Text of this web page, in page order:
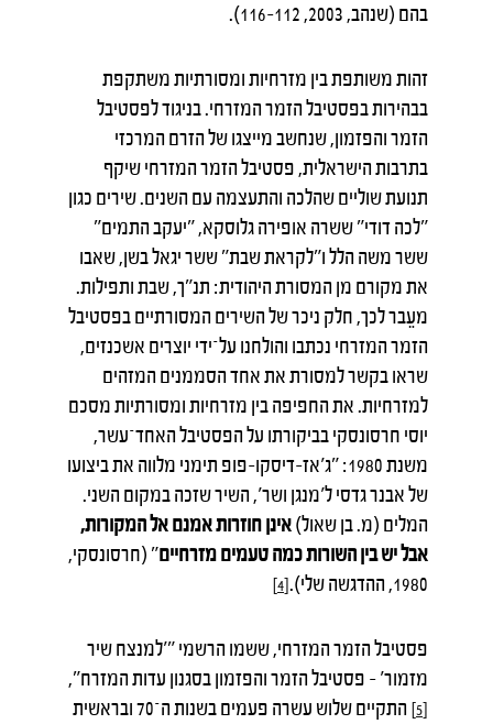
בהם (שנהב, 2003, 112–116).
זהות משותפת בין מזרחיות ומסורתיות משתקפת
בבהירות בפסטיבל הזמר המזרחי. בניגוד לפסטיבל
הזמר והפזמון, שנחשב מייצגו של הזרם המרכזי
בתרבות הישראלית, פסטיבל הזמר המזרחי שיקף
תנועת שוליים שהלכה והתעצמה עם השנים. שירים כגון
"לכה דודי" ששרה אופירה גלוסקא, "יעקב התמים"
ששר משה הלל ו"לקראת שבת" ששר יגאל בשן, שאבו
את מקורם מן המסורת היהודית: תנ"ך, שבת ותפילות.
מעֵבר לכך, חלק ניכר של השירים המסורתיים בפסטיבל
הזמר המזרחי נכתבו והולחנו על־ידי יוצרים אשכנזים,
שראו בקשר למסורת את אחד הסממנים המזהים
למזרחיות. את החפיפה בין מזרחיות ומסורתיות מסכם
יוסי חרסונסקי בביקורתו על הפסטיבל האחד־עשר,
משנת 1980: "ג'אז-דיסקו-פופ תימני מלווה את ביצועו
של אבנר גדסי ל'מנגן ושר', השיר שזכה במקום השני.
המלים (מ. בן שאול)אינן חוזרות אמנם אל המקורות,
אבל יש בין השורות כמה טעמים מזרחיים" (חרסונסקי,
1980, ההדגשה שלי).
[4]
פסטיבל הזמר המזרחי, ששמו הרשמי "'למנצח שיר
מזמור' – פסטיבל הזמר והפזמון בסגנון עדות המזרח",
[5]
התקיים שלוש עשרה פעמים בשנות ה־70 ובראשית